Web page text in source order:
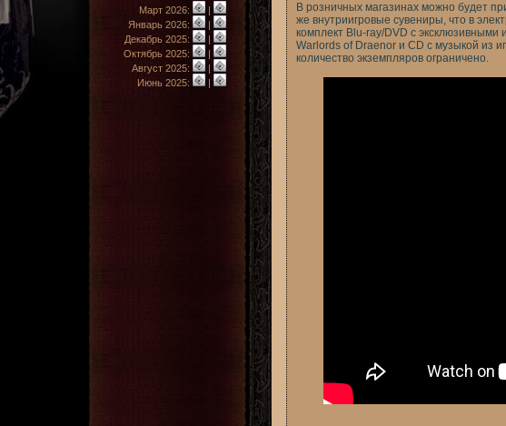
Март 2026:
|
Январь 2026:
|
Декабрь 2025:
|
Октябрь 2025:
|
Август 2025:
|
Июнь 2025:
|
В розничных магазинах можно будет
же внутриигровые сувениры, что в
комплект Blu-ray/DVD с
Warlords of Draenor и CD с музыкой из
количество экземпляров ограничено.